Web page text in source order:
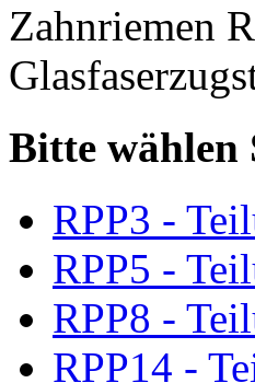
Zahnriemen
Bitte wählen
RPP3 -
RPP5 -
RPP8 -
RPP14 -